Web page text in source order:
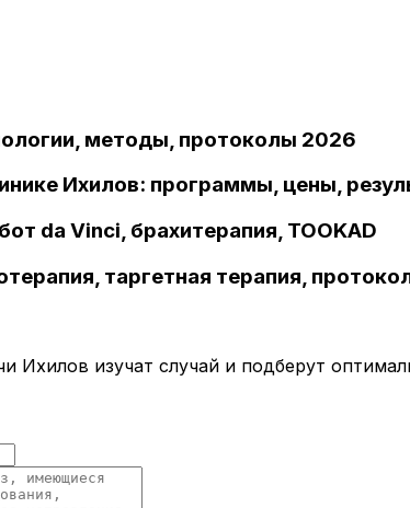
методы, протоколы 2026
Ихилов: программы, цены,
da Vinci, брахитерапия, TOOKAD
таргетная терапия,
изучат случай и подберут